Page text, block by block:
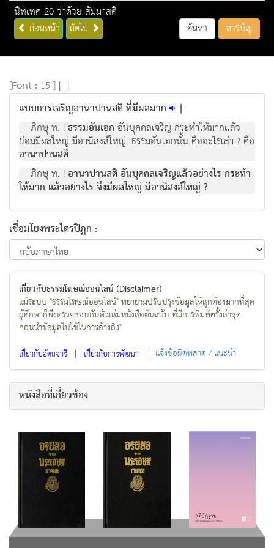
นิทเทศ 20 ว่าด้วย สัมมาสติ
ก่อนหน้า ถัดไป ค้นหา สารบัญ
[Font : 15 ] | |
แบบการเจริญอานาปานสติ ที่มีผลมาก |
ภิกษุ ท. !ธรรมอันเอก อันบุคคลเจริญ กระทำให้มากแล้ว
ย่อมมีผลใหญ่ มีอานิสงส์ใหญ่. ธรรมอันเอกนั้น คืออะไรเล่า ? คือ
อานาปานสติ.
ภิกษุ ท. !อานาปานสติ อันบุคคลเจริญแล้วอย่างไร กระทำ
ให้มาก แล้วอย่างไร จึงมีผลใหญ่ มีอานิสงส์ใหญ่ ?
เชื่อมโยงพระไตรปิฏก :
เกี่ยวกับธรรมโฆษณ์ออนไลน์ (Disclaimer)
แม้ระบบ "ธรรมโฆษณ์ออนไลน์" พยายามปรับปรุงข้อมูลให้ถูกต้องมากที่สุด
ผู้ศึกษาก็พึงตรวจสอบกับตัวเล่มหนังสือต้นฉบับ ที่มีการพิมพ์ครั้งล่าสุด
ก่อนนำข้อมูลไปใช้ในการอ้างอิง"
เกี่ยวกับอัตถจารี | เกี่ยวกับการพัฒนา | แจ้งข้อผิดพลาด / แนะนำ
หนังสือที่เกี่ยวข้อง